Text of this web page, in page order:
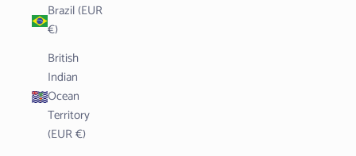
Brazil (EUR
€)
British
Indian
Ocean
Territory
(EUR €)